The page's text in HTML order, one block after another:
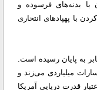
با بدنه‌های فرسوده و
با پهپادهای انتحاری
به پایان رسیده است.
میلیاردی می‌زند و
قدرت دریایی آمریکا